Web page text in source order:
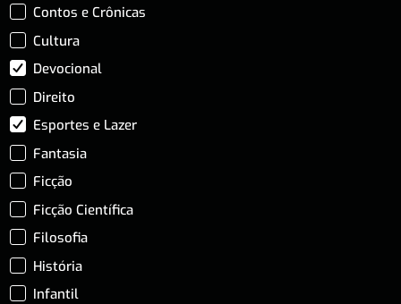
Contos e Crônicas
Cultura
Devocional
Direito
Esportes e Lazer
Fantasia
Ficção
Ficção Científica
Filosofia
História
Infantil